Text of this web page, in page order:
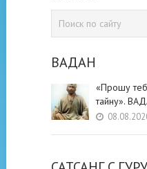
ВАДАН
«Прошу
тайну».